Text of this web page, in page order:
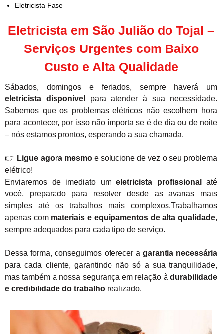
Eletricista Fase
Eletricista em São Julião do Tojal –
Serviços Urgentes com Baixo
Custo e Alta Qualidade
Sábados, domingos e feriados, sempre haverá um
eletricista disponível
para atender à sua necessidade.
Sabemos que os problemas elétricos não escolhem hora
para acontecer, por isso não importa se é de dia ou de noite
– nós estamos prontos, esperando a sua chamada.
👉 Ligue agora mesmoe solucione de vez o seu problema
elétrico!
Enviaremos de imediato um eletricista profissional
até
você, preparado para resolver desde as avarias mais
simples até os trabalhos mais complexos.Trabalhamos
apenas com materiais e equipamentos de alta qualidade,
sempre adequados para cada tipo de serviço.
Dessa forma, conseguimos oferecer a garantia necessária
para cada cliente, garantindo não só a sua tranquilidade,
mas também a nossa segurança em relação à durabilidade
e credibilidade do trabalho realizado.